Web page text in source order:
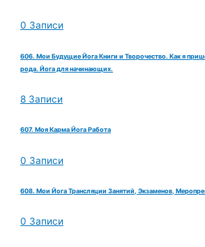
0 Записи
606. Мои Будущие Йога Книги и Творочество. Как я
рода. Йога для начинающих.
8 Записи
607. Моя Карма Йога Работа
0 Записи
608. Мои Йога Трансляции Занятий, Экзаменов,
0 Записи